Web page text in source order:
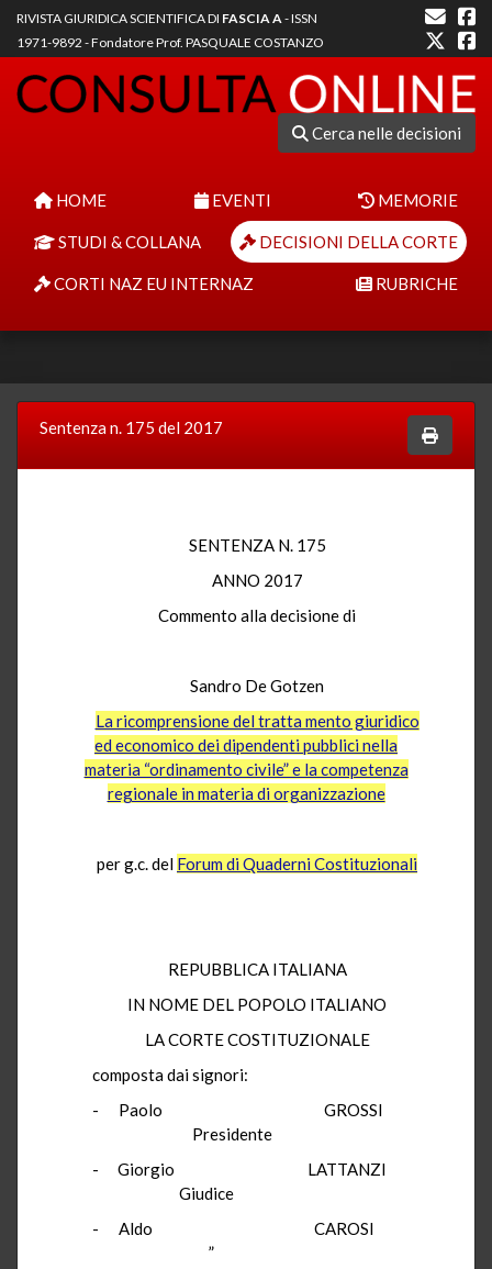
RIVISTA GIURIDICA SCIENTIFICA DI FASCIA A- ISSN
1971-9892 - Fondatore Prof. PASQUALE COSTANZO
Cerca nelle decisioni
HOME EVENTI MEMORIE
STUDI & COLLANA DECISIONI DELLA CORTE
CORTI NAZ EU INTERNAZ RUBRICHE
Sentenza n. 175 del 2017
SENTENZA N. 175
ANNO 2017
Commento alla decisione di
Sandro De Gotzen
La ricomprensione del tratta mento giuridico
ed economico dei dipendenti pubblici nella
materia “ordinamento civile” e la competenza
regionale in materia di organizzazione
per g.c. del Forum di Quaderni Costituzionali
REPUBBLICA ITALIANA
IN NOME DEL POPOLO ITALIANO
LA CORTE COSTITUZIONALE
composta dai signori:
- Paolo GROSSI
Presidente
- Giorgio LATTANZI
Giudice
- Aldo CAROSI
”